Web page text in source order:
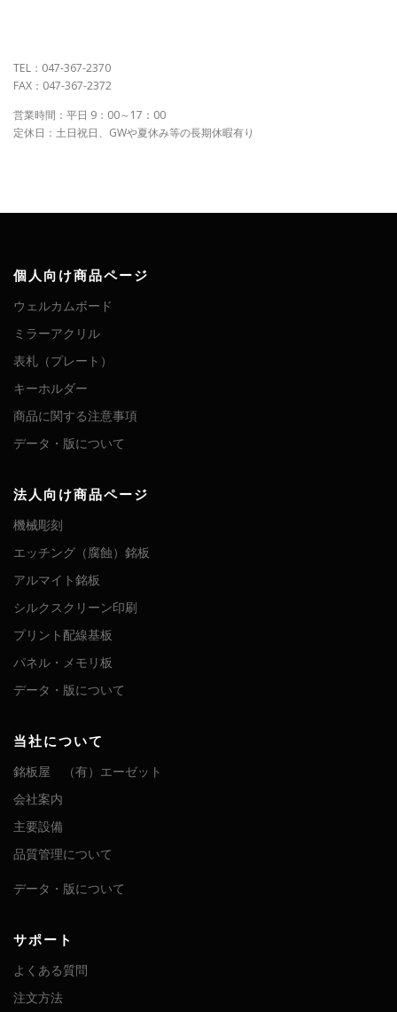
TEL：047-367-2370
FAX：047-367-2372
営業時間：平日 9：00～17：00
定休日：土日祝日、GWや夏休み等の長期休暇有り
個人向け商品ページ
ウェルカムボード
ミラーアクリル
表札（プレート）
キーホルダー
商品に関する注意事項
データ・版について
法人向け商品ページ
機械彫刻
エッチング（腐蝕）銘板
アルマイト銘板
シルクスクリーン印刷
プリント配線基板
パネル・メモリ板
データ・版について
当社について
銘板屋 （有）エーゼット
会社案内
主要設備
品質管理について
データ・版について
サポート
よくある質問
注文方法